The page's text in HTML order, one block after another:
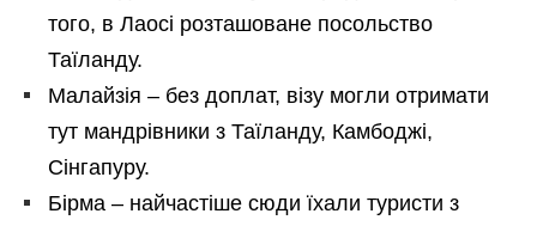
того, в Лаосі розташоване посольство
Таїланду.
Малайзія – без доплат, візу могли отримати
тут мандрівники з Таїланду, Камбоджі,
Сінгапуру.
Бірма – найчастіше сюди їхали туристи з